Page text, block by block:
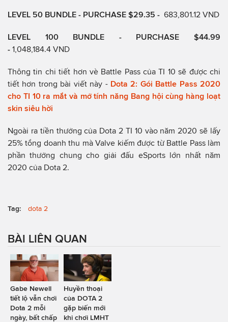
LEVEL 50 BUNDLE - PURCHASE $29.35 - 683,801.12 VND
LEVEL 100 BUNDLE - PURCHASE $44.99
- 1,048,184.4 VND
Thông tin chi tiết hơn vè Battle Pass của TI 10 sẽ được chi
tiết hơn trong bài viết này -Dota 2: Gói Battle Pass 2020
cho TI 10 ra mắt và mở tính năng Bang hội cùng hàng loạt
skin siêu hời
Ngoài ra tiền thưởng của Dota 2 TI 10 vào năm 2020 sẽ lấy
25% tổng doanh thu mà Valve kiếm được từ Battle Pass làm
phần thưởng chung cho giải đấu eSports lớn nhất năm
2020 của Dota 2.
Tag: dota 2
BÀI LIÊN QUAN
Gabe Newell
tiết lộ vẫn chơi
Dota 2 mỗi
ngày, bất chấp
Huyền thoại
của DOTA 2
gặp biến mới
khi chơi LMHT